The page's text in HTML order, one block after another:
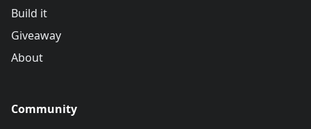
Build it
Giveaway
About
Community